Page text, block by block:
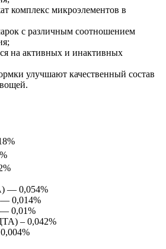
комплекс микроэлементов в
с различным соотношением
на активных и инактивных
улучшают качественный состав
— 0,054%
0,014%
0,01%
– 0,042%